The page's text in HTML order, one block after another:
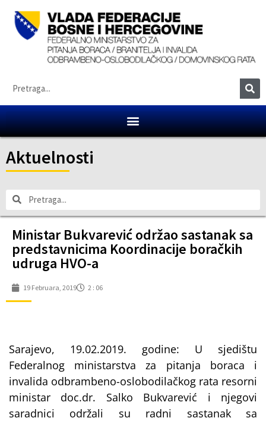
Aktuelnosti
Ministar Bukvarević održao sastanak sa
predstavnicima Koordinacije boračkih
udruga HVO-a
19 Februara, 2019 2 : 06
Sarajevo, 19.02.2019. godine: U sjedištu
Federalnog ministarstva za pitanja boraca i
invalida odbrambeno-oslobodilačkog rata resorni
ministar doc.dr. Salko Bukvarević i njegovi
saradnici održali su radni sastanak sa